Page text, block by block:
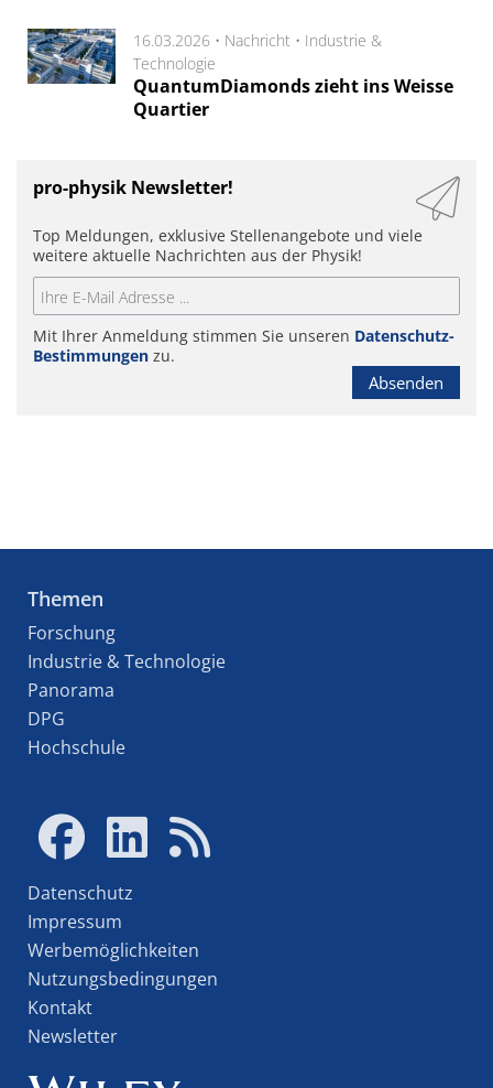
16.03.2026 • Nachricht • Industrie &
Technologie
QuantumDiamonds zieht ins Weisse
Quartier
pro-physik Newsletter!
Top Meldungen, exklusive Stellenangebote und viele
weitere aktuelle Nachrichten aus der Physik!
Mit Ihrer Anmeldung stimmen Sie unseren Datenschutz-
Bestimmungen zu.
Absenden
Themen
Forschung
Industrie & Technologie
Panorama
DPG
Hochschule
Datenschutz
Impressum
Werbemöglichkeiten
Nutzungsbedingungen
Kontakt
Newsletter